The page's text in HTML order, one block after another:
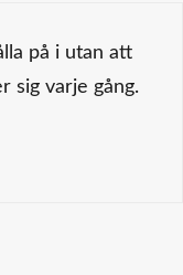
på i utan att
sig varje gång.